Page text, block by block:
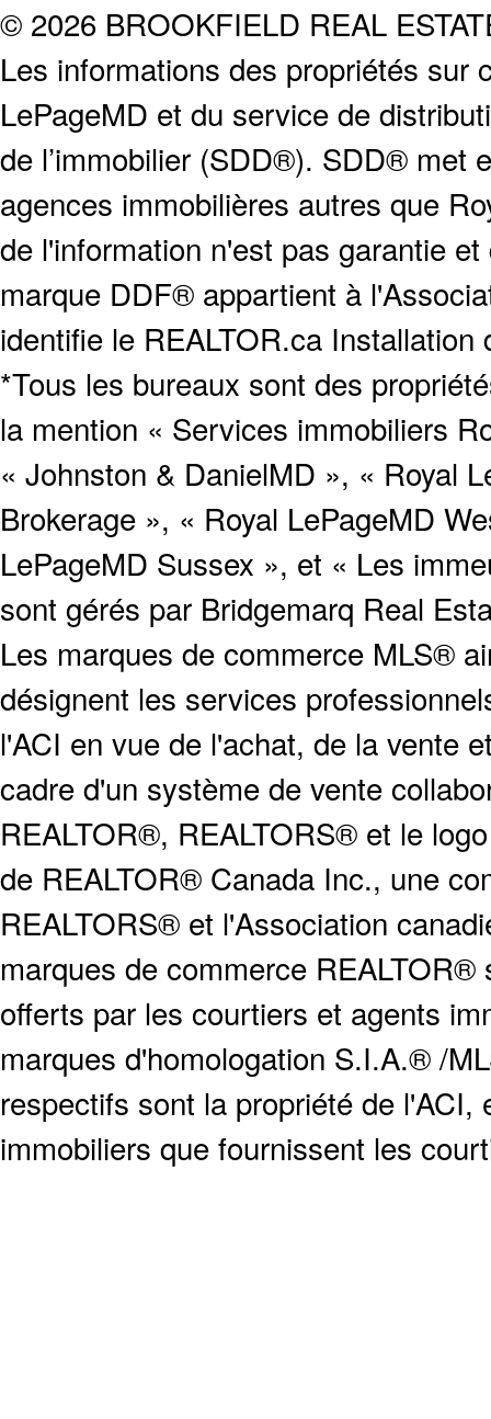
© 2026 BROOKFIELD REAL
Les informations des propriétés sur
LePageMD et du service de
de l’immobilier (SDD®). SDD® met
agences immobilières autres que
de l'information n'est pas garantie
marque DDF® appartient à
identifie le REALTOR.ca
*Tous les bureaux sont des
la mention « Services immobiliers
« Johnston & DanielMD », « Royal
Brokerage », « Royal LePageMD
LePageMD Sussex », et « Les
sont gérés par Bridgemarq Real
Les marques de commerce MLS®
désignent les services
l'ACI en vue de l'achat, de la vente
cadre d'un système de vente
REALTOR®, REALTORS® et le
de REALTOR® Canada Inc., une
REALTORS® et l'Association
marques de commerce
offerts par les courtiers et agents
marques d'homologation S.I.A.® /
respectifs sont la propriété de
immobiliers que fournissent les